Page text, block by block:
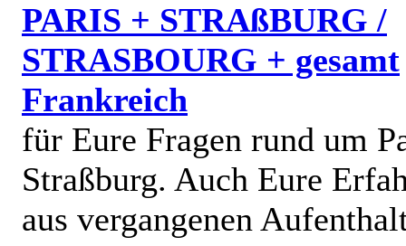
PARIS + STRAßBURG /
STRASBOURG + gesamt
Frankreich
für Eure Fragen rund um
Straßburg. Auch Eure
aus vergangenen